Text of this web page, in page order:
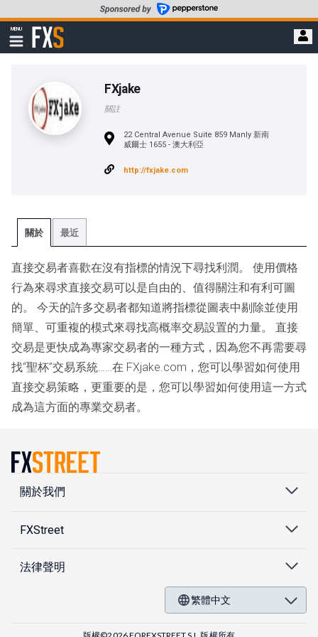
至
要
MENU
顯
示
FXStreet
FXjake
關註
22 Central Avenue Suite 859 Manly 新南
威爾士 1655 - 澳大利亞
http://fxjake.com
關於 最近
直接交易者喜歡在沒有指標的情況下尋找利潤。 使用價格
行為來尋求直接交易可以是自由的、值得關注和有利可圖
的。 今天的許多交易者都知道將指標從圖表中剔除並使用
簡單、可重複的模式來尋找高概率交易設置的力量。 直接
交易是更快成為專家交易者的一種方式，因為您不再需要尋
找“聖杯”交易系統……在 FXjake.com，您可以學習如何使用
直接交易策略，更重要的是，您可以學習如何使用這一方式
成為這方面的專業交易者。
關於我們
FXStreet
法律聲明
繁體中文